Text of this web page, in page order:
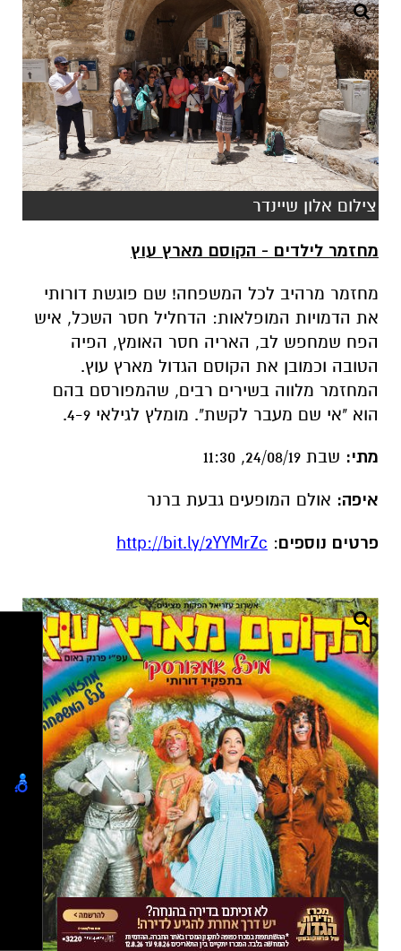
צילום אלון שיינדר
מחזמר לילדים - הקוסם מארץ עוץ
מחזמר מרהיב לכל המשפחה! שם פוגשת דורותי
את הדמויות המופלאות: הדחליל חסר השכל, איש
הפח שמחפש לב, האריה חסר האומץ, הפיה
הטובה וכמובן את הקוסם הגדול מארץ עוץ.
המחזמר מלווה בשירים רבים, שהמפורסם בהם
הוא "אי שם מעבר לקשת". מומלץ לגילאי 4-9.
מתי: שבת 24/08/19, 11:30
איפה: אולם המופעים גבעת ברנר
פרטים נוספים:
http://bit.ly/2YYMrZc